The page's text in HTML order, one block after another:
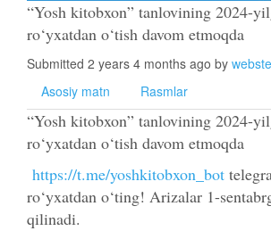
“Yosh kitobxon” tanlovining 2024-
ro‘yxatdan o‘tish davom etmoqda
Submitted 2 years 4 months ago by
Asosiy matn
Rasmlar
“Yosh kitobxon” tanlovining 2024-
ro‘yxatdan o‘tish davom etmoqda
https://t.me/yoshkitobxon_bot
ro‘yxatdan o‘ting! Arizalar 1-
qilinadi.